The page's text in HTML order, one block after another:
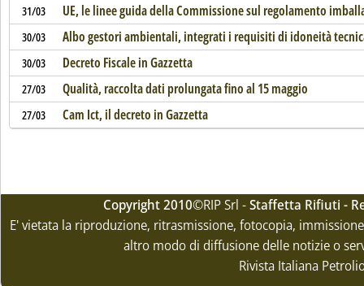
31/03 UE, le linee guida della Commissione sul regolamento
30/03 Albo gestori ambientali, integrati i requisiti di idoneità
30/03 Decreto Fiscale in Gazzetta
27/03 Qualità, raccolta dati prolungata fino al 15 maggio
27/03 Cam Ict, il decreto in Gazzetta
Copyright 2010©RIP Srl -Staffetta Rifiuti -
E' vietata la riproduzione, ritrasmissione, fotocopia,
altro modo di diffusione delle notizie o
Rivista Italiana